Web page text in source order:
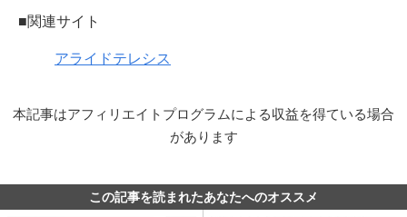
■関連サイト
アライドテレシス
本記事はアフィリエイトプログラムによる収益を得ている場合
があります
この記事を読まれたあなたへのオススメ